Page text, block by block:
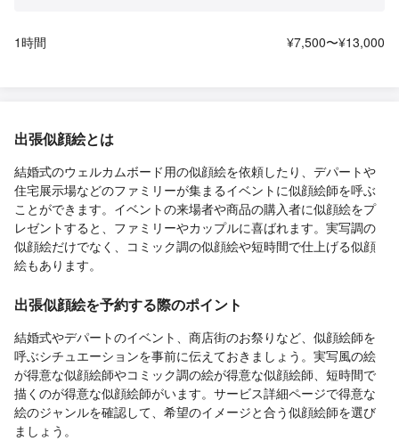
1時間 ¥7,500〜¥13,000
出張似顔絵とは
結婚式のウェルカムボード用の似顔絵を依頼したり、デパートや
住宅展示場などのファミリーが集まるイベントに似顔絵師を呼ぶ
ことができます。イベントの来場者や商品の購入者に似顔絵をプ
レゼントすると、ファミリーやカップルに喜ばれます。実写調の
似顔絵だけでなく、コミック調の似顔絵や短時間で仕上げる似顔
絵もあります。
出張似顔絵を予約する際のポイント
結婚式やデパートのイベント、商店街のお祭りなど、似顔絵師を
呼ぶシチュエーションを事前に伝えておきましょう。実写風の絵
が得意な似顔絵師やコミック調の絵が得意な似顔絵師、短時間で
描くのが得意な似顔絵師がいます。サービス詳細ページで得意な
絵のジャンルを確認して、希望のイメージと合う似顔絵師を選び
ましょう。